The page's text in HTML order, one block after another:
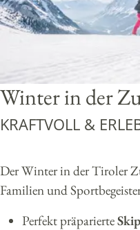
Winter in der
KRAFTVOLL &
Der Winter in der Tiroler
Familien und
Perfekt präparierte